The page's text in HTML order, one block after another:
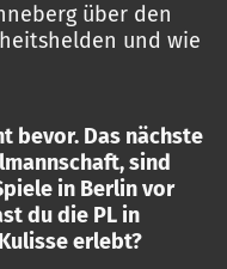
über den
und wie
bevor. Das nächste
sind
in Berlin vor
du die PL in
erlebt?